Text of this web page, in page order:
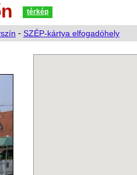
térkép
- SZÉP-kártya elfogadóhely